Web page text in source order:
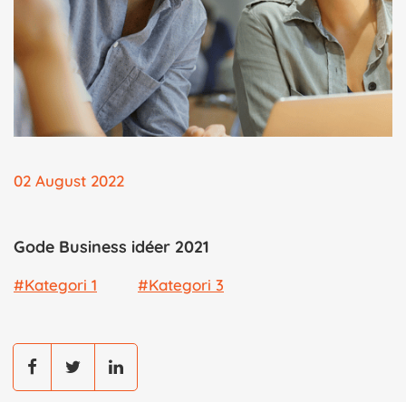
02 August 2022
Gode Business idéer 2021
#Kategori 1 #Kategori 3